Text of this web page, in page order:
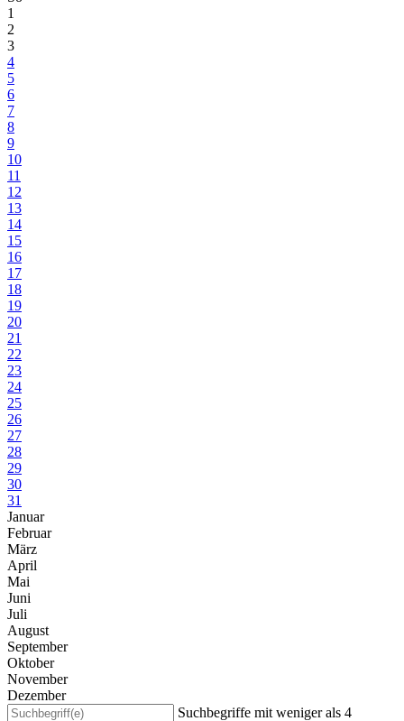
1
2
3
4
5
6
7
8
9
10
11
12
13
14
15
16
17
18
19
20
21
22
23
24
25
26
27
28
29
30
31
Januar
Februar
März
April
Mai
Juni
Juli
August
September
Oktober
November
Dezember
Suchbegriffe mit weniger als 4